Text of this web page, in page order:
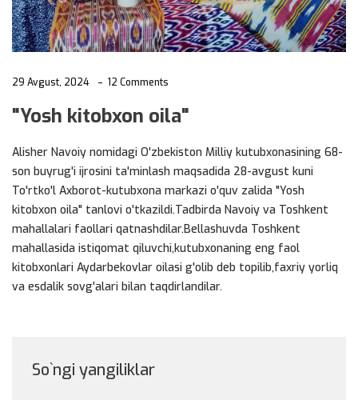
29 Avgust, 2024 12 Comments
"Yosh kitobxon oila"
Alisher Navoiy nomidagi O'zbekiston Milliy kutubxonasining 68-
son buyrug'i ijrosini ta'minlash maqsadida 28-avgust kuni
To'rtko'l Axborot-kutubxona markazi o'quv zalida "Yosh
kitobxon oila" tanlovi o'tkazildi.Tadbirda Navoiy va Toshkent
mahallalari faollari qatnashdilar.Bellashuvda Toshkent
mahallasida istiqomat qiluvchi,kutubxonaning eng faol
kitobxonlari Aydarbekovlar oilasi g'olib deb topilib,faxriy yorliq
va esdalik sovg'alari bilan taqdirlandilar.
So`ngi yangiliklar